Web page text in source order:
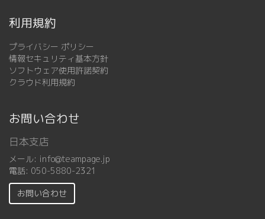
利用規約
プライバシー ポリシー
情報セキュリティ基本方針
ソフトウェア使用許諾契約
クラウド利用規約
お問い合わせ
日本支店
メール: info@teampage.jp
電話: 050-5880-2321
お問い合わせ